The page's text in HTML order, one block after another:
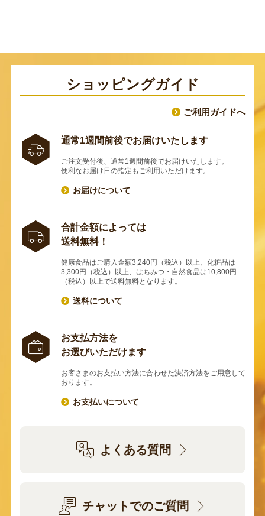
ショッピングガイド
ご利用ガイドへ
通常1週間前後でお届けいたします
ご注文受付後、通常1週間前後でお届けいたします。
便利なお届け日の指定もご利用いただけます。
お届けについて
合計金額によっては
送料無料！
健康食品はご購入金額3,240円（税込）以上、化粧品は
3,300円（税込）以上、はちみつ・自然食品は10,800円
（税込）以上で送料無料となります。
送料について
お支払方法を
お選びいただけます
お客さまのお支払い方法に合わせた決済方法をご用意して
おります。
お支払いについて
よくある質問
チャットでのご質問